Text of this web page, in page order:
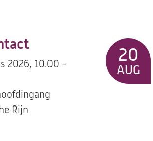
2026, 10.00 -
Rijn
20
AUG